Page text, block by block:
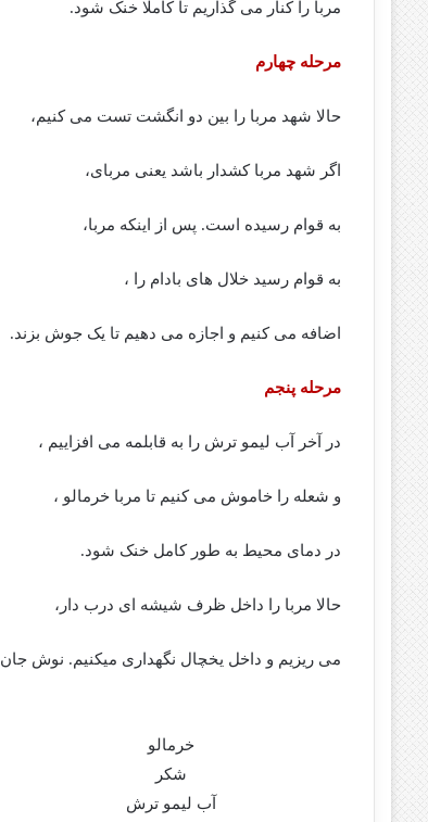
مربا را کنار می گذاریم تا کاملا خنک شود.
مرحله چهارم
حالا شهد مربا را بین دو انگشت تست می کنیم،
اگر شهد مربا کشدار باشد یعنی مربای،
به قوام رسیده است. پس از اینکه مربا،
به قوام رسید خلال های بادام را ،
اضافه می کنیم و اجازه می دهیم تا یک جوش بزند.
مرحله پنجم
در آخر آب لیمو ترش را به قابلمه می افزاییم ،
و شعله را خاموش می کنیم تا مربا خرمالو ،
در دمای محیط به طور کامل خنک شود.
حالا مربا را داخل ظرف شیشه ای درب دار،
می ریزیم و داخل یخچال نگهداری میکنیم. نوش جان
خرمالو
شکر
آب لیمو ترش